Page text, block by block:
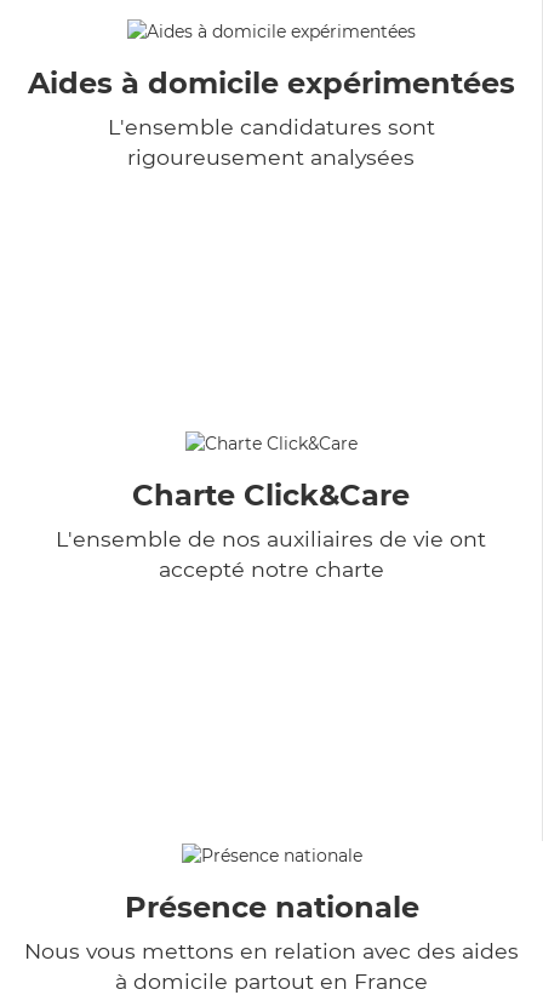
Aides à domicile expérimentées
L'ensemble candidatures sont
rigoureusement analysées
Charte Click&Care
L'ensemble de nos auxiliaires de vie ont
accepté notre charte
Présence nationale
Nous vous mettons en relation avec des aides
à domicile partout en France